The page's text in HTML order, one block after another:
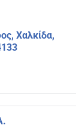
Χαλκίδα,